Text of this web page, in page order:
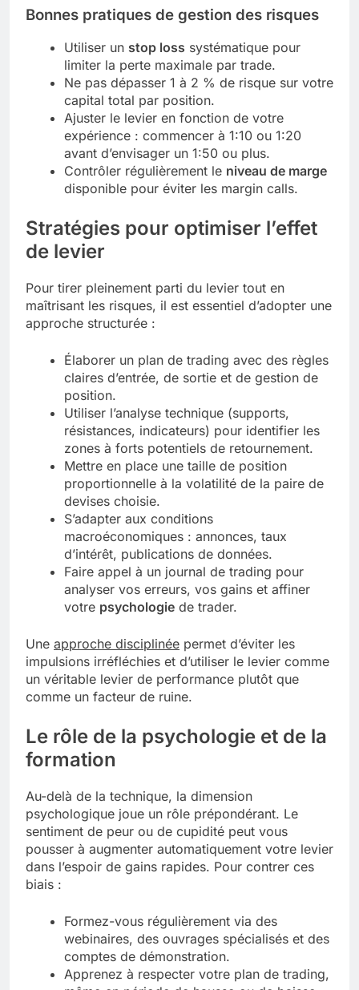
Bonnes pratiques de gestion des risques
Utiliser un stop loss systématique pour
limiter la perte maximale par trade.
Ne pas dépasser 1 à 2 % de risque sur votre
capital total par position.
Ajuster le levier en fonction de votre
expérience : commencer à 1:10 ou 1:20
avant d’envisager un 1:50 ou plus.
Contrôler régulièrement le niveau de marge
disponible pour éviter les margin calls.
Stratégies pour optimiser l’effet
de levier
Pour tirer pleinement parti du levier tout en
maîtrisant les risques, il est essentiel d’adopter une
approche structurée :
Élaborer un plan de trading avec des règles
claires d’entrée, de sortie et de gestion de
position.
Utiliser l’analyse technique (supports,
résistances, indicateurs) pour identifier les
zones à forts potentiels de retournement.
Mettre en place une taille de position
proportionnelle à la volatilité de la paire de
devises choisie.
S’adapter aux conditions
macroéconomiques : annonces, taux
d’intérêt, publications de données.
Faire appel à un journal de trading pour
analyser vos erreurs, vos gains et affiner
votre psychologie de trader.
Une approche disciplinée permet d’éviter les
impulsions irréfléchies et d’utiliser le levier comme
un véritable levier de performance plutôt que
comme un facteur de ruine.
Le rôle de la psychologie et de la
formation
Au-delà de la technique, la dimension
psychologique joue un rôle prépondérant. Le
sentiment de peur ou de cupidité peut vous
pousser à augmenter automatiquement votre levier
dans l’espoir de gains rapides. Pour contrer ces
biais :
Formez-vous régulièrement via des
webinaires, des ouvrages spécialisés et des
comptes de démonstration.
Apprenez à respecter votre plan de trading,